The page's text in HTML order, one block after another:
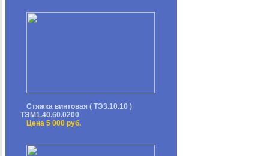
Стяжка винтовая ( ТЭ3.10.10 )
ТЭМ1.40.60.0200
Цена 5 000 руб.